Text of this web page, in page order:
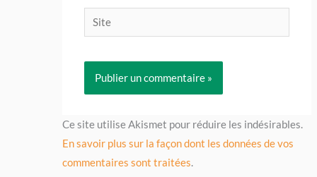
Site
Ce site utilise Akismet pour réduire les indésirables.
En savoir plus sur la façon dont les données de vos
commentaires sont traitées.